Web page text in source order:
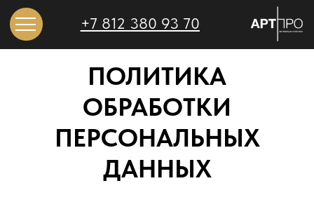
+7 812 380 93 70
ПОЛИТИКА
ОБРАБОТКИ
ПЕРСОНАЛЬНЫХ
ДАННЫХ